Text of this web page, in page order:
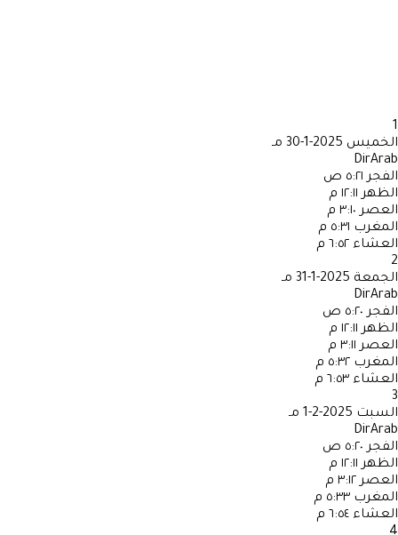
1
الخميس 2025-1-30 مـ
DirArab
الفجر ٥:٢١ ص
الظهر ١٢:١١ م
العصر ٣:١٠ م
المغرب ٥:٣١ م
العشاء ٦:٥٢ م
2
الجمعة 2025-1-31 مـ
DirArab
الفجر ٥:٢٠ ص
الظهر ١٢:١١ م
العصر ٣:١١ م
المغرب ٥:٣٢ م
العشاء ٦:٥٣ م
3
السبت 2025-2-1 مـ
DirArab
الفجر ٥:٢٠ ص
الظهر ١٢:١١ م
العصر ٣:١٢ م
المغرب ٥:٣٣ م
العشاء ٦:٥٤ م